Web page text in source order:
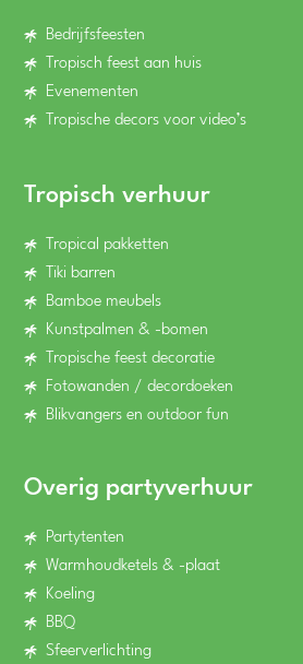
Bedrijfsfeesten
Tropisch feest aan huis
Evenementen
Tropische decors voor video’s
Tropisch verhuur
Tropical pakketten
Tiki barren
Bamboe meubels
Kunstpalmen & -bomen
Tropische feest decoratie
Fotowanden / decordoeken
Blikvangers en outdoor fun
Overig partyverhuur
Partytenten
Warmhoudketels & -plaat
Koeling
BBQ
Sfeerverlichting